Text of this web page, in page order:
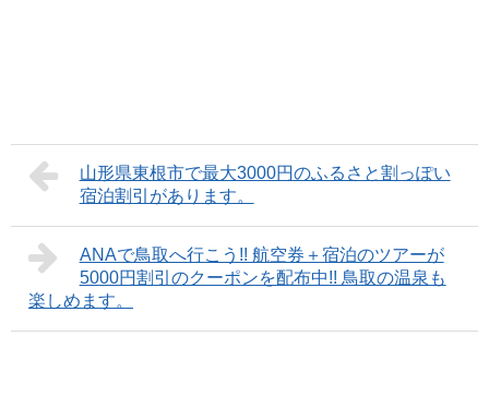
山形県東根市で最大3000円のふるさと割っぽい
宿泊割引があります。
ANAで鳥取へ行こう!! 航空券＋宿泊のツアーが
5000円割引のクーポンを配布中!! 鳥取の温泉も
楽しめます。